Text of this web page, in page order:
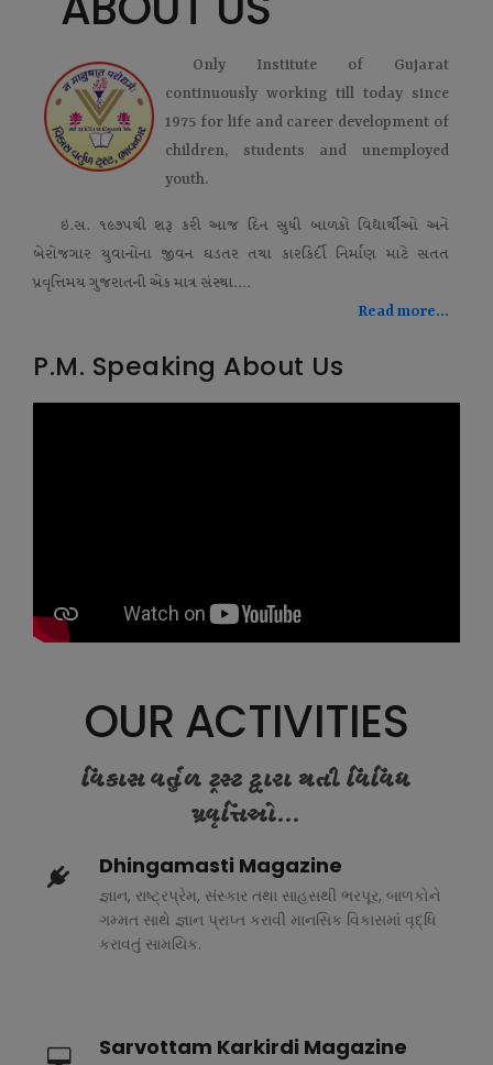
Only Institute of Gujarat
continuously working till today since
1975 for life and career development of
children, students and unemployed
youth.
ઇ.સ. ૧૯૭૫થી શરૂ કરી આજ દિન સુધી બાળકો વિદ્યાર્થીઓ અને
બેરોજગાર યુવાનોના જીવન ઘડતર તથા કારકિર્દી નિર્માણ માટે સતત
પ્રવૃત્તિમય ગુજરાતની એક માત્ર સંસ્થા....
Read more...
P.M. Speaking About Us
OUR ACTIVITIES
વિકાસ વર્તુળ ટ્રસ્ટ દ્વારા થતી વિવિધ
પ્રવૃત્તિઓ...
Dhingamasti Magazine
જ્ઞાન, રાષ્ટ્રપ્રેમ, સંસ્કાર તથા સાહસથી ભરપૂર, બાળકોને
ગમ્મત સાથે જ્ઞાન પ્રાપ્ત કરાવી માનસિક વિકાસમાં વૃદ્ધિ
કરાવતું સામયિક.
Sarvottam Karkirdi Magazine